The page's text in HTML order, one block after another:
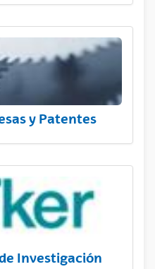
y Patentes
Investigación